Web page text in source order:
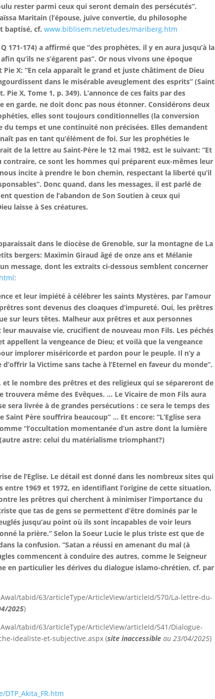
rester parmi ceux qui seront demain des persécutés”.
Maritain (l’épouse, juive convertie, du philosophe
baptisé, cf.www.biblisem.net/etudes/mariberg.htm
171-174) a affirmé que “des prophètes, il y en aura jusqu’à la
qu’ils ne s’égarent pas”. Or nous vivons une époque
X: “En cela apparaît le grand et juste châtiment de Dieu
dans le misérable aveuglement des esprits” (Saint
X, Tome 1, p. 349). L’annonce de ces faits par des
garde, ne doit donc pas nous étonner. Considérons deux
elles sont toujours conditionnelles (la conversion
du temps et une continuité non précisées. Elles demandent
pas en tant qu’élément de foi. Sur les prophéties le
de la lettre au Saint-Père le 12 mai 1982, est le suivant: “Et
contraire, ce sont les hommes qui préparent eux-mêmes leur
incite à prendre le bon chemin, respectant la liberté qu’il
Donc quand, dans les messages, il est parlé de
question de l’abandon de Son Soutien à ceux qui
laisse à Ses créatures.
dans le diocèse de Grenoble, sur la montagne de La
bergers: Maximin Giraud âgé de onze ans et Mélanie
message, dont les extraits ci-dessous semblent concerner
:
et leur impiété à célébrer les saints Mystères, par l’amour
sont devenus des cloaques d’impureté. Oui, les prêtres
sur leurs têtes. Malheur aux prêtres et aux personnes
mauvaise vie, crucifient de nouveau mon Fils. Les péchés
appellent la vengeance de Dieu; et voilà que la vengeance
implorer miséricorde et pardon pour le peuple. Il n’y a
la Victime sans tache à l’Eternel en faveur du monde”.
le nombre des prêtres et des religieux qui se sépareront de
même des Evêques. … Le Vicaire de mon Fils aura
sera livrée à de grandes persécutions : ce sera le temps des
Père souffrira beaucoup” … Et encore: “L’Eglise sera
“l’occultation momentanée d’un astre dont la lumière
astre: celui du matérialisme triomphant?)
de l’Eglise. Le détail est donné dans les nombreux sites qui
entre 1969 et 1972, en identifiant l’origine de cette situation,
les prêtres qui cherchent à minimiser l’importance du
que tas de gens se permettent d’être dominés par le
jusqu’au point où ils sont incapables de voir leurs
la prière.” Selon la Soeur Lucie le plus triste est que de
la confusion. “Satan a réussi en amenant du mal (à
commencent à conduire des autres, comme le Seigneur
en particulier les dérives du dialogue islamo-chrétien, cf. par
tabid/63/articleType/ArticleView/articleId/570/La-lettre-du-
2025)
tabid/63/articleType/ArticleView/articleId/541/Dialogue-
idealiste-et-subjective.aspx (site inaccessible au 23/04/2025)